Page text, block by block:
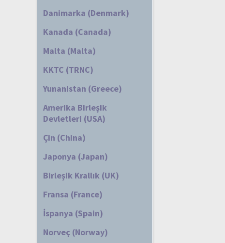
Danimarka (Denmark)
Kanada (Canada)
Malta (Malta)
KKTC (TRNC)
Yunanistan (Greece)
Amerika Birleşik
Devletleri (USA)
Çin (China)
Japonya (Japan)
Birleşik Krallık (UK)
Fransa (France)
İspanya (Spain)
Norveç (Norway)